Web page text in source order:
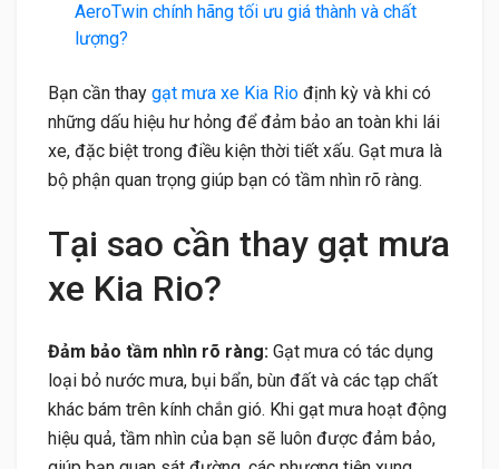
AeroTwin chính hãng tối ưu giá thành và chất
lượng?
Bạn cần thay gạt mưa xe Kia Rio định kỳ và khi có
những dấu hiệu hư hỏng để đảm bảo an toàn khi lái
xe, đặc biệt trong điều kiện thời tiết xấu. Gạt mưa là
bộ phận quan trọng giúp bạn có tầm nhìn rõ ràng.
Tại sao cần thay gạt mưa
xe Kia Rio?
Đảm bảo tầm nhìn rõ ràng: Gạt mưa có tác dụng
loại bỏ nước mưa, bụi bẩn, bùn đất và các tạp chất
khác bám trên kính chắn gió. Khi gạt mưa hoạt động
hiệu quả, tầm nhìn của bạn sẽ luôn được đảm bảo,